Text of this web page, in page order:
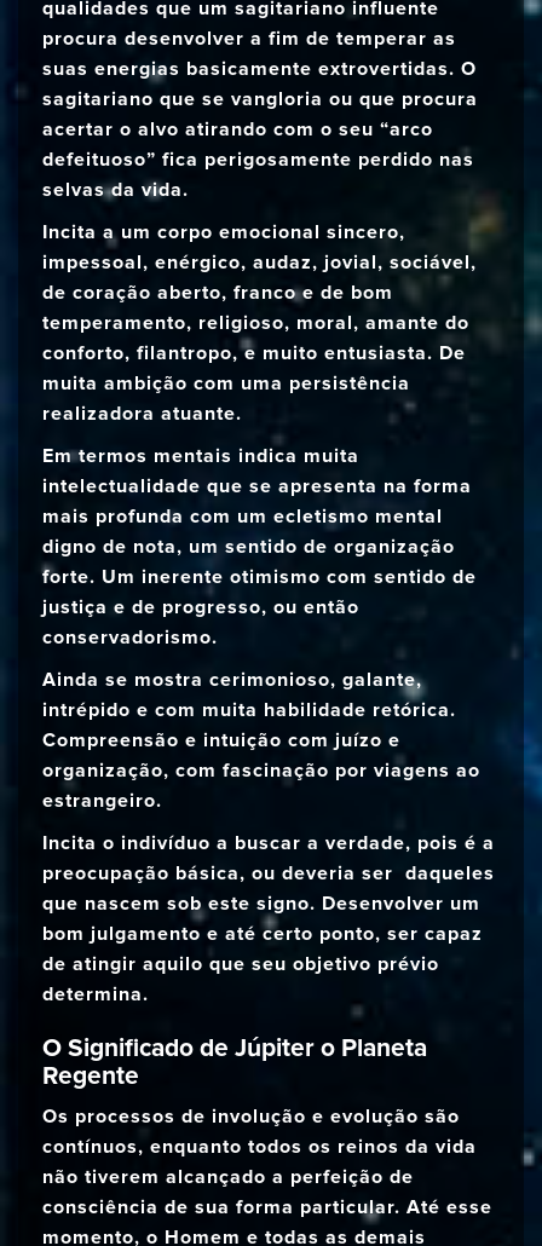
qualidades que um sagitariano influente
procura desenvolver a fim de temperar as
suas energias basicamente extrovertidas. O
sagitariano que se vangloria ou que procura
acertar o alvo atirando com o seu “arco
defeituoso” fica perigosamente perdido nas
selvas da vida.
Incita a um corpo emocional sincero,
impessoal, enérgico, audaz, jovial, sociável,
de coração aberto, franco e de bom
temperamento, religioso, moral, amante do
conforto, filantropo, e muito entusiasta. De
muita ambição com uma persistência
realizadora atuante.
Em termos mentais indica muita
intelectualidade que se apresenta na forma
mais profunda com um ecletismo mental
digno de nota, um sentido de organização
forte. Um inerente otimismo com sentido de
justiça e de progresso, ou então
conservadorismo.
Ainda se mostra cerimonioso, galante,
intrépido e com muita habilidade retórica.
Compreensão e intuição com juízo e
organização, com fascinação por viagens ao
estrangeiro.
Incita o indivíduo a buscar a verdade, pois é a
preocupação básica, ou deveria ser daqueles
que nascem sob este signo. Desenvolver um
bom julgamento e até certo ponto, ser capaz
de atingir aquilo que seu objetivo prévio
determina.
O Significado de Júpiter o Planeta
Regente
Os processos de involução e evolução são
contínuos, enquanto todos os reinos da vida
não tiverem alcançado a perfeição de
consciência de sua forma particular. Até esse
momento, o Homem e todas as demais